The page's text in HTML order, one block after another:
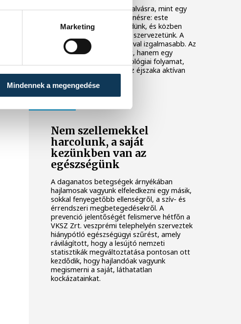
Marketing
Mindennek a megengedése
Sokan úgy gondolnak az alvásra, mint egy
hosszú, egybefüggő pihenésre: este
elalszunk, reggel felébredünk, és közben
egyszerűen "kikapcsol" a szervezetünk. A
valóság azonban ennél jóval izgalmasabb. Az
alvás nem passzív állapot, hanem egy
precízen szabályozott biológiai folyamat,
amely során az agy egész éjszaka aktívan
Nem szellemekkel
harcolunk, a saját
kezünkben van az
egészségünk
A daganatos betegségek árnyékában
hajlamosak vagyunk elfeledkezni egy másik,
sokkal fenyegetőbb ellenségről, a szív- és
érrendszeri megbetegedésekről. A
prevenció jelentőségét felismerve hétfőn a
VKSZ Zrt. veszprémi telephelyén szerveztek
hiánypótló egészségügyi szűrést, amely
rávilágított, hogy a lesújtó nemzeti
statisztikák megváltoztatása pontosan ott
kezdődik, hogy hajlandóak vagyunk
megismerni a saját, láthatatlan
kockázatainkat.